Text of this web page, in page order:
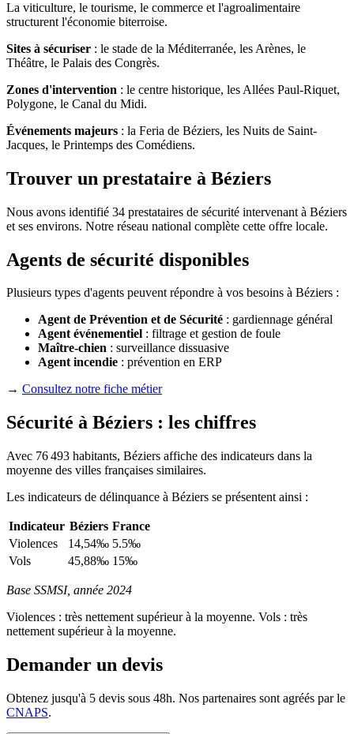
La viticulture, le tourisme, le commerce et l'agroalimentaire
structurent l'économie biterroise.
Sites à sécuriser : le stade de la Méditerranée, les Arènes, le
Théâtre, le Palais des Congrès.
Zones d'intervention : le centre historique, les Allées Paul-Riquet,
Polygone, le Canal du Midi.
Événements majeurs : la Feria de Béziers, les Nuits de Saint-
Jacques, le Printemps des Comédiens.
Trouver un prestataire à Béziers
Nous avons identifié 34 prestataires de sécurité intervenant à Béziers
et ses environs. Notre réseau national complète cette offre locale.
Agents de sécurité disponibles
Plusieurs types d'agents peuvent répondre à vos besoins à Béziers :
Agent de Prévention et de Sécurité : gardiennage général
Agent événementiel : filtrage et gestion de foule
Maître-chien : surveillance dissuasive
Agent incendie : prévention en ERP
→ Consultez notre fiche métier
Sécurité à Béziers : les chiffres
Avec 76 493 habitants, Béziers affiche des indicateurs dans la
moyenne des villes françaises similaires.
Les indicateurs de délinquance à Béziers se présentent ainsi :
Indicateur Béziers France
Violences
14,54‰ 5.5‰
Vols
45,88‰ 15‰
Base SSMSI, année 2024
Violences : très nettement supérieur à la moyenne. Vols : très
nettement supérieur à la moyenne.
Demander un devis
Obtenez jusqu'à 5 devis sous 48h. Nos partenaires sont agréés par le
CNAPS.